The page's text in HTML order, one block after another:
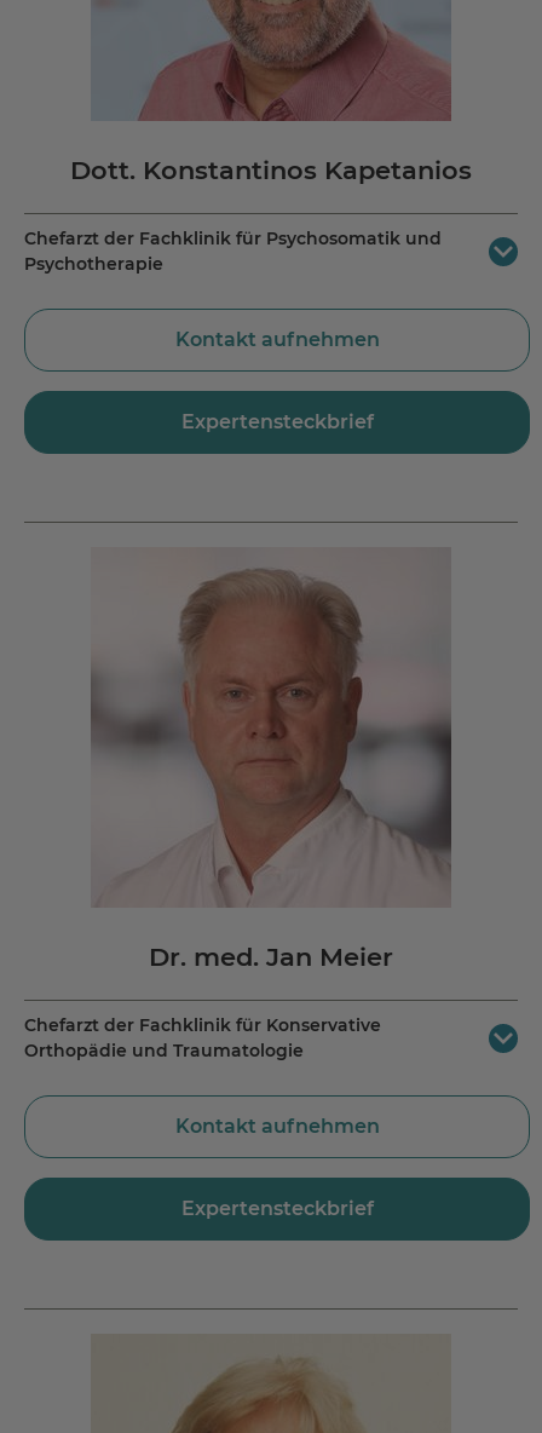
Dott. Konstantinos Kapetanios
Chefarzt der Fachklinik für Psychosomatik und
Psychotherapie
Ziergartenstraße 9
34537 Bad Wildungen-Reinhardshausen
Jetzt Route planen
+49 5621 796 212
Kontakt aufnehmen
Expertensteckbrief
Dr. med. Jan Meier
Chefarzt der Fachklinik für Konservative
Orthopädie und Traumatologie
Ziergartenstraße 9
34537 Bad Wildungen-Reinhardshausen
Jetzt Route planen
+49 5621 796 215
Kontakt aufnehmen
Expertensteckbrief